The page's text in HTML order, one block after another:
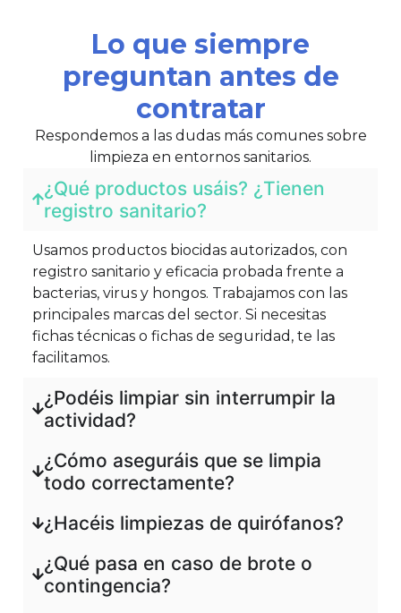
Lo que siempre
preguntan antes de
contratar
Respondemos a las dudas más comunes sobre
limpieza en entornos sanitarios.
¿Qué productos usáis? ¿Tienen
registro sanitario?
Usamos productos biocidas autorizados, con
registro sanitario y eficacia probada frente a
bacterias, virus y hongos. Trabajamos con las
principales marcas del sector. Si necesitas
fichas técnicas o fichas de seguridad, te las
facilitamos.
¿Podéis limpiar sin interrumpir la
actividad?
¿Cómo aseguráis que se limpia
todo correctamente?
¿Hacéis limpiezas de quirófanos?
¿Qué pasa en caso de brote o
contingencia?